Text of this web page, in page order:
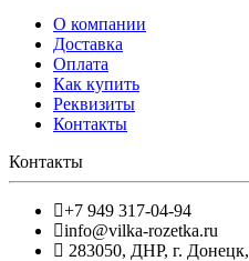
О компании
Доставка
Оплата
Как купить
Реквизиты
Контакты
Контакты
+7 949 317-04-94
info@vilka-rozetka.ru
283050, ДНР, г. Донецк,